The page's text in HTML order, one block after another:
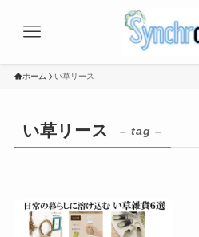
ホーム い草リース
い草リース – tag –